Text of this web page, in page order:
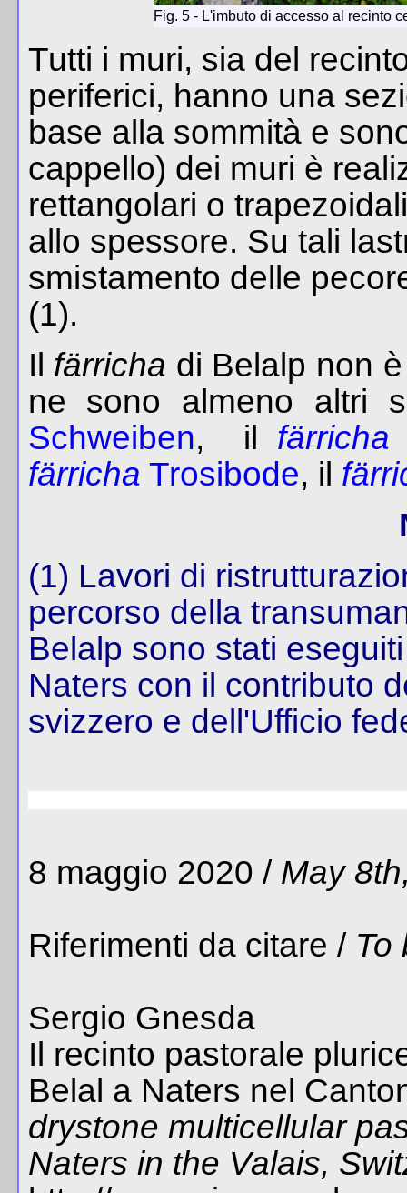
Fig. 5 - L'imbuto di accesso al recinto
Tutti i muri, sia del
periferici, hanno una
base alla sommità e
cappello) dei muri è
rettangolari o
allo spessore. Su tali
smistamento delle
(1).
Il färricha di Belalp non
ne sono almeno altri
Schweiben, il färricha
färricha Trosibode, il
(1) Lavori di
percorso della
Belalp sono stati
Naters con il contributo
svizzero e dell'Ufficio
8 maggio 2020 /May
Riferimenti da citare / To
Sergio Gnesda
Il recinto pastorale
Belal a Naters nel
drystone multicellular
Naters in the Valais,